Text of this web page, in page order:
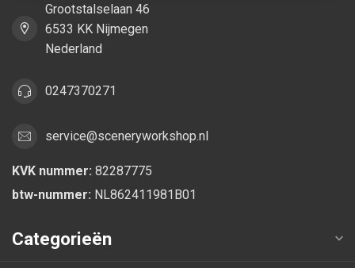
Grootstalselaan 46
6533 KK Nijmegen
Nederland
0247370271
service@sceneryworkshop.nl
KVK nummer: 82287775
btw-nummer: NL862411981B01
Categorieën